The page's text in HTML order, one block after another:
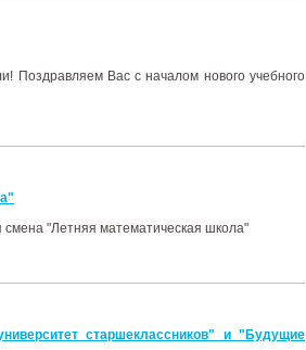
Поздравляем Вас с началом нового учебного
"Летняя математическая школа"
старшеклассников" и "Будущие